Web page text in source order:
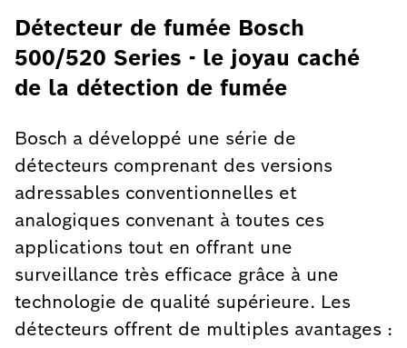
Détecteur de fumée Bosch
500/520 Series - le joyau caché
de la détection de fumée
Bosch a développé une série de
détecteurs comprenant des versions
adressables conventionnelles et
analogiques convenant à toutes ces
applications tout en offrant une
surveillance très efficace grâce à une
technologie de qualité supérieure. Les
détecteurs offrent de multiples avantages :